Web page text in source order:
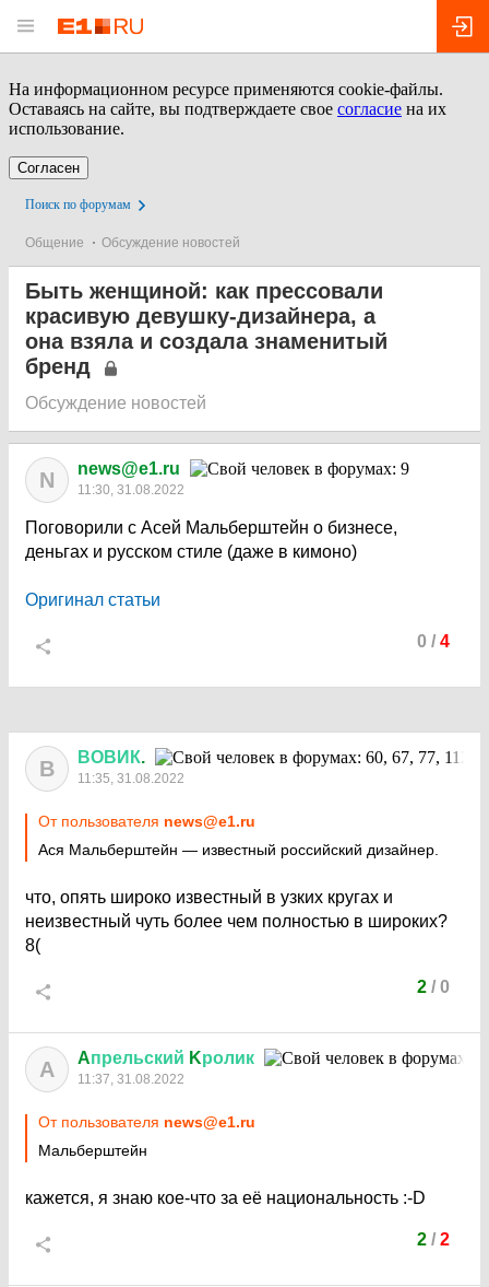
На информационном ресурсе применяются cookie-файлы.
Оставаясь на сайте, вы подтверждаете свое согласие на их
использование.
Согласен
Поиск по форумам
Общение Обсуждение новостей
Быть женщиной: как прессовали
красивую девушку-дизайнера, а
она взяла и создала знаменитый
бренд
Обсуждение новостей
N news@e1.ru
11:30, 31.08.2022
Поговорили с Асей Мальберштейн о бизнесе,
деньгах и русском стиле (даже в кимоно)
Оригинал статьи
0 / 4
В ВОВИК.
11:35, 31.08.2022
От пользователя news@e1.ru
Ася Мальберштейн — известный российский дизайнер.
что, опять широко известный в узких кругах и
неизвестный чуть более чем полностью в широких?
8(
2/ 0
A Aпрельский Kролик
11:37, 31.08.2022
От пользователя news@e1.ru
Мальберштейн
кажется, я знаю кое-что за её национальность :-D
2/ 2